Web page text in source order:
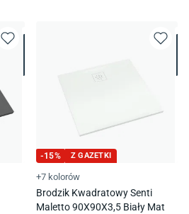
-15% Z GAZETKI
+7 kolorów
Brodzik Kwadratowy Senti
Maletto 90X90X3,5 Biały Mat